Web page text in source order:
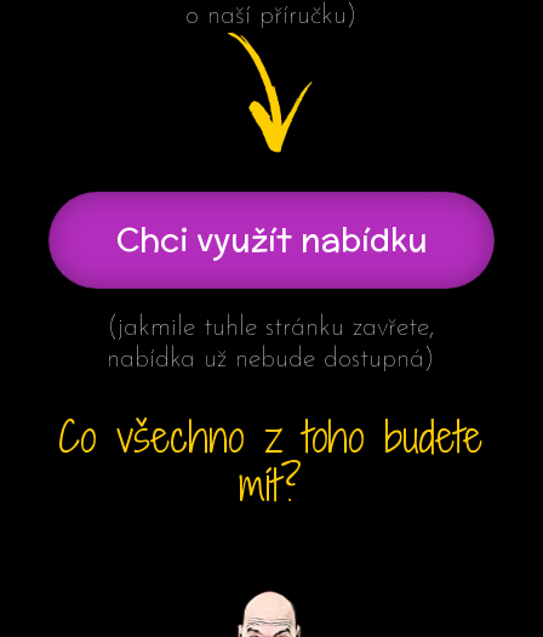
o naší příručku)
Chci využít nabídku
(jakmile tuhle stránku zavřete,
nabídka už nebude dostupná)
Co všechno z toho budete
mít?